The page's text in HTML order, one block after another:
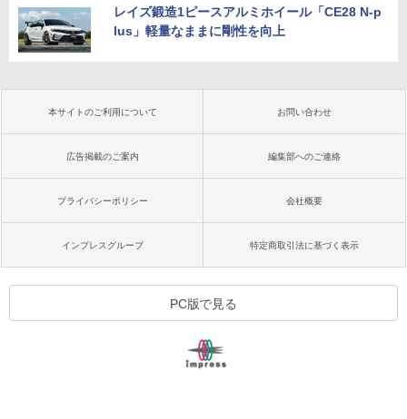
レイズ鍛造1ピースアルミホイール「CE28 N-p
lus」軽量なままに剛性を向上
本サイトのご利用について お問い合わせ
広告掲載のご案内 編集部へのご連絡
プライバシーポリシー 会社概要
インプレスグループ 特定商取引法に基づく表示
PC版で見る